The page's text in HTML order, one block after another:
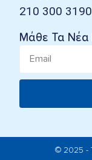
210 300 3190
Μάθε Τα Νέα
© 2025 -